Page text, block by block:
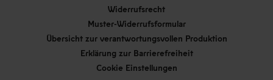
Widerrufsrecht
Muster-Widerrufsformular
Übersicht zur verantwortungsvollen Produktion
Erklärung zur Barrierefreiheit
Cookie Einstellungen